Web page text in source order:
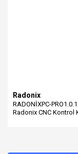
Radonix
RADONİXPC-
Radonix CNC Kontrol